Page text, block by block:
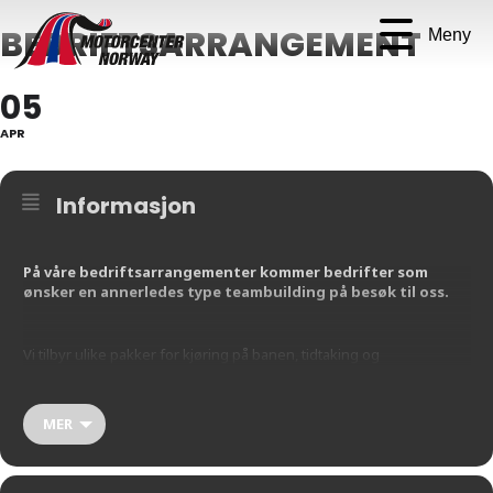
Meny
BEDRIFTSARRANGEMENT
05
APR
Informasjon
På våre bedriftsarrangementer kommer bedrifter som
ønsker en annerledes type teambuilding på besøk til oss.
Vi tilbyr ulike pakker for kjøring på banen, tidtaking og
banen, overnatting på et nærliggende hotell, og andre flotte
opplevelser, eller et dagsbesøk.
MER